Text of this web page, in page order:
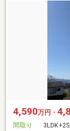
4,590万円・
間取り